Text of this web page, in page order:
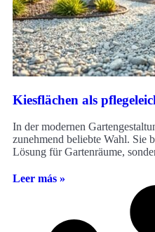
Kiesflächen als
In der modernen
zunehmend beliebte Wahl. Sie
Lösung für Gartenräume,
Leer más »